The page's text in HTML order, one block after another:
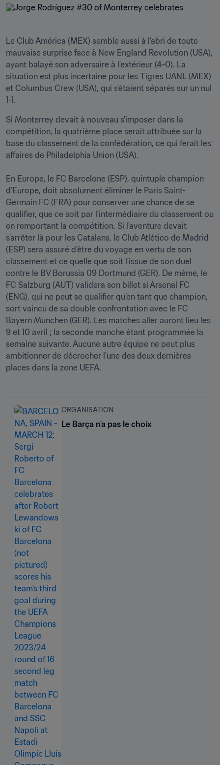
Le Club América (MEX) semble aussi à l’abri de toute
mauvaise surprise face à New England Revolution (USA),
ayant balayé son adversaire à l'extérieur (4-0). La
situation est plus incertaine pour les Tigres UANL (MEX)
et Columbus Crew (USA), qui s’étaient séparés sur un nul
1-1.
Si Monterrey devait à nouveau s'imposer dans la
compétition, la quatrième place serait attribuée sur la
base du classement de la confédération, ce qui ferait les
affaires de Philadelphia Union (USA).
En Europe, le FC Barcelone (ESP), quintuple champion
d’Europe, doit absolument éliminer le Paris Saint-
Germain FC (FRA) pour conserver une chance de se
qualifier, que ce soit par l’intermédiaire du classement ou
en remportant la compétition. Si l’aventure devait
s’arrêter là pour les Catalans, le Club Atlético de Madrid
(ESP) sera assuré d’être du voyage en vertu de son
classement et ce quelle que soit l’issue de son duel
contre le BV Borussia 09 Dortmund (GER). De même, le
FC Salzburg (AUT) validera son billet si Arsenal FC
(ENG), qui ne peut se qualifier qu’en tant que champion,
sort vaincu de sa double confrontation avec le FC
Bayern München (GER). Les matches aller auront lieu les
9 et 10 avril ; la seconde manche étant programmée la
semaine suivante. Aucune autre équipe ne peut plus
ambitionner de décrocher l’une des deux dernières
places dans la zone UEFA.
ORGANISATION
Le Barça n'a pas le choix